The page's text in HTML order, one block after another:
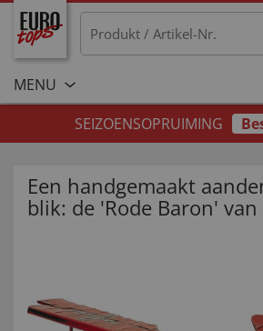
MENU
SEIZOENSOPRUIMING
Een handgemaakt
blik: de 'Rode Baron'